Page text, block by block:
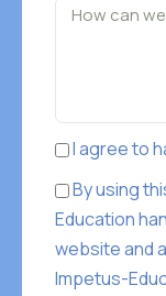
I agree to
By using
Education
website and
Impetus-